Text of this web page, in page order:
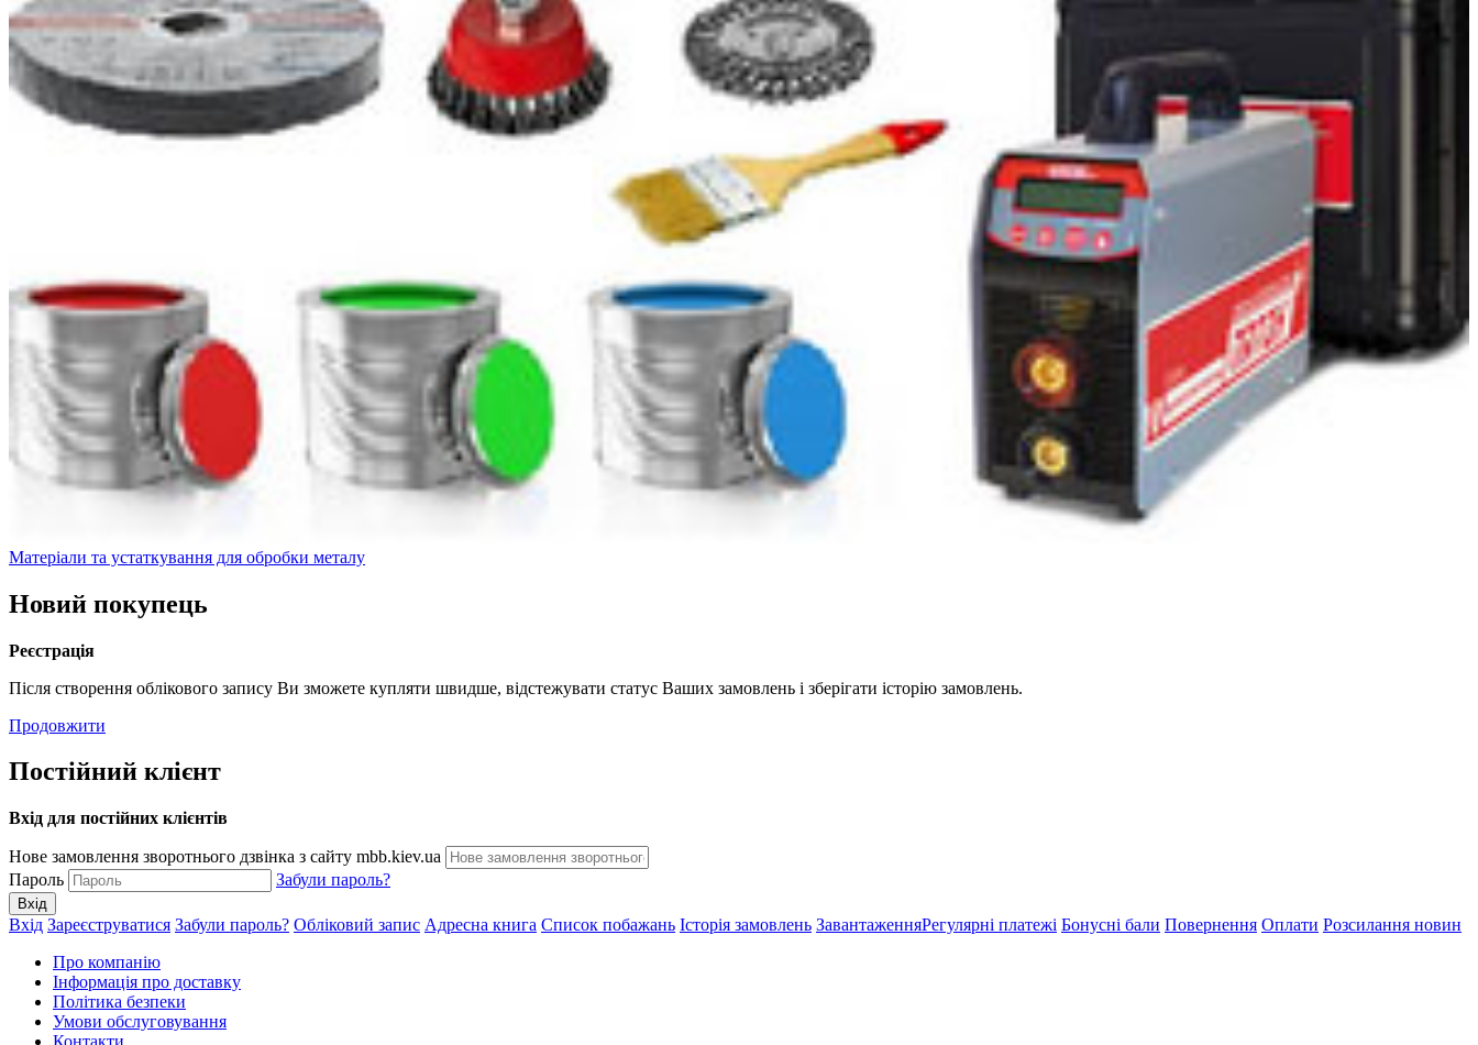
Матеріали та устаткування для обробки металу
Новий покупець
Реєстрація
Після створення облікового запису Ви зможете купляти швидше, відстежувати статус Ваших замовлень і зберігати історію замовлень.
Продовжити
Постійний клієнт
Вхід для постійних клієнтів
Нове замовлення зворотнього дзвінка з сайту mbb.kiev.ua
Пароль
Забули пароль?
Вхід Зареєструватися Забули пароль? Обліковий запис Адресна книга Список побажань Історія замовлень ЗавантаженняРегулярні платежі Бонусні бали Повернення Оплати Розсилання новин
Про компанію
Інформація про доставку
Політика безпеки
Умови обслуговування